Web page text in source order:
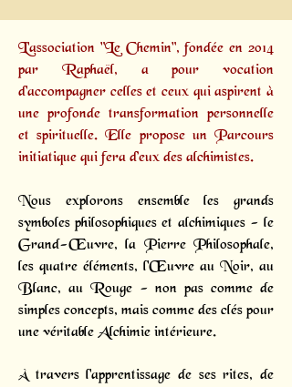
L'association "Le Chemin", fondée en 2014
par Raphaël, a pour vocation
d'accompagner celles et ceux qui aspirent à
une profonde transformation personnelle
et spirituelle. Elle propose un Parcours
initiatiquequi fera d’eux des alchimistes.
Nous explorons ensemble les grands
symboles philosophiques et alchimiques - le
Grand-Œuvre, la Pierre Philosophale,
les quatre éléments, l'Œuvre au Noir, au
Blanc, au Rouge - non pas comme de
simples concepts, mais comme des clés pour
une véritable Alchimie intérieure.
À travers l'apprentissage de ses rites, de